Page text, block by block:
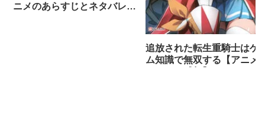
ニメのあらすじとネタバレ感
追放された転生重騎士はゲ
ム知識で無双する【アニメ